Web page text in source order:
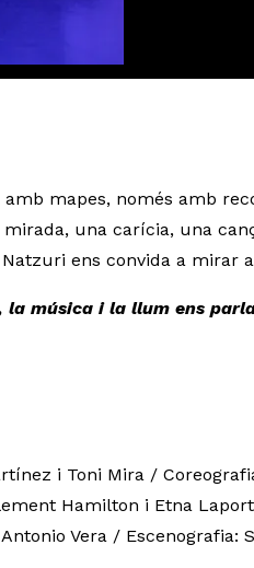
Nazuri on es veuen dos
mapes, només amb
una carícia, una
ens convida a mirar
música i la llum ens
i Toni Mira /
Hamilton i Etna
Vera / Escenografia: